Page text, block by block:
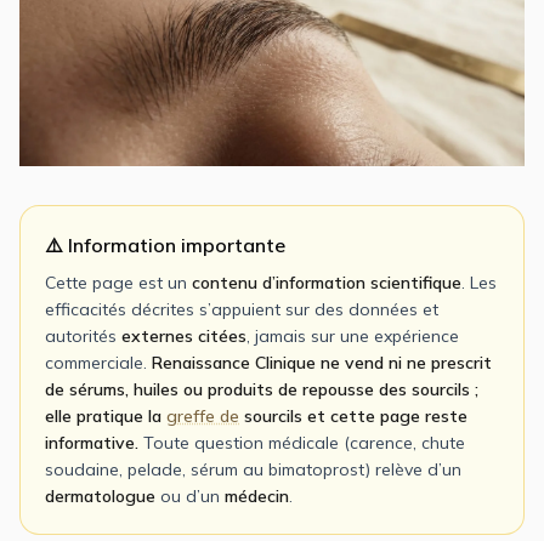
⚠️ Information importante
Cette page est un contenu d’information scientifique. Les
efficacités décrites s’appuient sur des données et
autorités externes citées, jamais sur une expérience
commerciale. Renaissance Clinique ne vend ni ne prescrit
de sérums, huiles ou produits de repousse des sourcils ;
elle pratique la greffe de sourcils et cette page reste
informative. Toute question médicale (carence, chute
soudaine, pelade, sérum au bimatoprost) relève d’un
dermatologue ou d’un médecin.